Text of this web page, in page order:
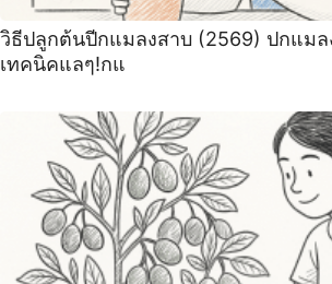
วิธีปลูกต้นปีกแมลงสาบ (2569) ปกแมล
เทคนิคแลๆ!กแ